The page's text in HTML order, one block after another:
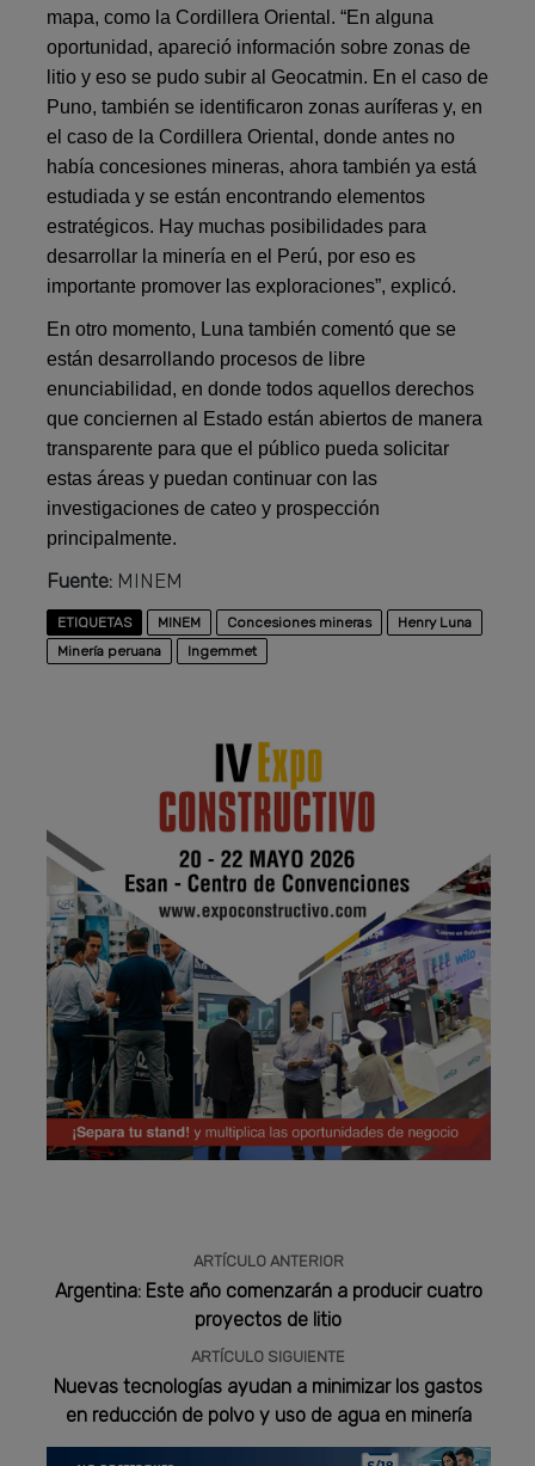
mapa, como la Cordillera Oriental. “En alguna
oportunidad, apareció información sobre zonas de
litio y eso se pudo subir al Geocatmin. En el caso de
Puno, también se identificaron zonas auríferas y, en
el caso de la Cordillera Oriental, donde antes no
había concesiones mineras, ahora también ya está
estudiada y se están encontrando elementos
estratégicos. Hay muchas posibilidades para
desarrollar la minería en el Perú, por eso es
importante promover las exploraciones”, explicó.
En otro momento, Luna también comentó que se
están desarrollando procesos de libre
enunciabilidad, en donde todos aquellos derechos
que conciernen al Estado están abiertos de manera
transparente para que el público pueda solicitar
estas áreas y puedan continuar con las
investigaciones de cateo y prospección
principalmente.
Fuente: MINEM
ETIQUETAS MINEM Concesiones mineras
Henry Luna
Minería peruana
Ingemmet
ARTÍCULO ANTERIOR
Argentina: Este año comenzarán a producir cuatro
proyectos de litio
ARTÍCULO SIGUIENTE
Nuevas tecnologías ayudan a minimizar los gastos
en reducción de polvo y uso de agua en minería